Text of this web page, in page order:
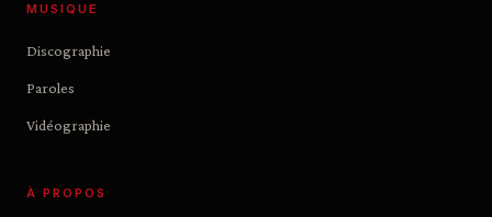
MUSIQUE
Discographie
Paroles
Vidéographie
À PROPOS